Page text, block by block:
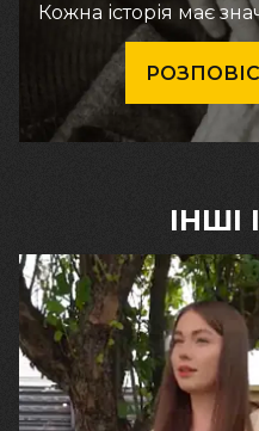
Кожна історія має
ІНШІ